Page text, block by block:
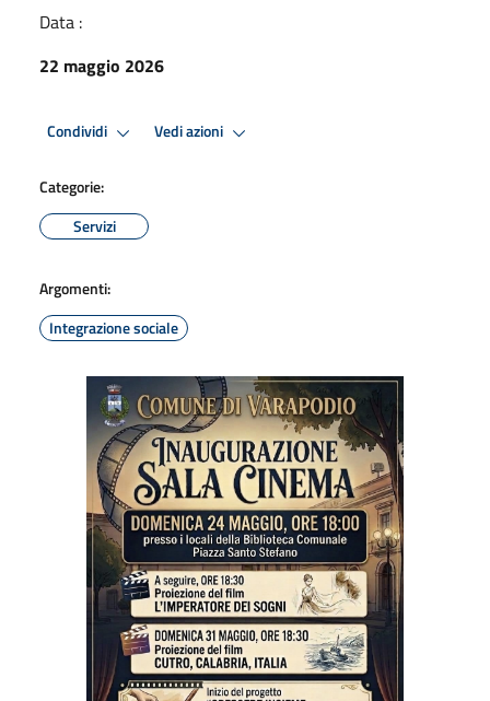
Data :
22 maggio 2026
Condividi Vedi azioni
Categorie:
Servizi
Argomenti:
Integrazione sociale